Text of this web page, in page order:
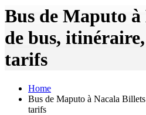
Bus de Maputo
de bus,
tarifs
Home
Bus de Maputo à Nacala
tarifs